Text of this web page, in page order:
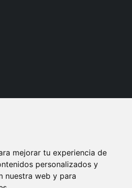
mejorar tu experiencia de
personalizados y
nuestra web y para